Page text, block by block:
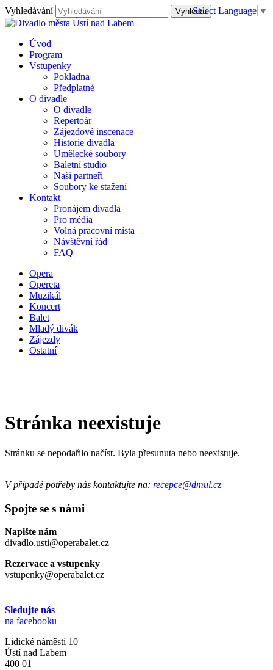
Vyhledávání
Úvod
Program
Vstupenky
Pokladna
Předplatné
O divadle
O divadle
Repertoár
Zájezdové inscenace
Historie divadla
Umělecké soubory
Baletní studio
Naši partneři
Soubory ke stažení
Kontakt
Pronájem divadla
Pro média
Volná pracovní místa
Návštěvní řád
FAQ
Select Language ▼
Opera
Opereta
Muzikál
Koncert
Balet
Mladý divák
Zájezdy
Ostatní
Stránka neexistuje
Stránku se nepodařilo načíst. Byla přesunuta nebo neexistuje.
V případě potřeby nás kontaktujte na: recepce@dmul.cz
Spojte se s námi
Napište nám
divadlo.usti@operabalet.cz
Rezervace a vstupenky
vstupenky@operabalet.cz
Sledujte nás
na facebooku
Lidické náměstí 10
Ústí nad Labem
400 01